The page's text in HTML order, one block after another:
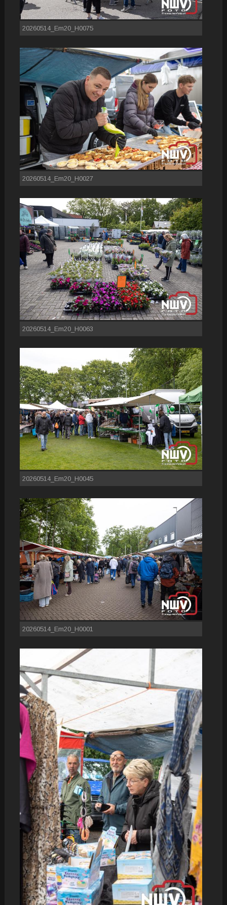
20260514_Em20_H0075
20260514_Em20_H0027
20260514_Em20_H0063
20260514_Em20_H0045
20260514_Em20_H0001